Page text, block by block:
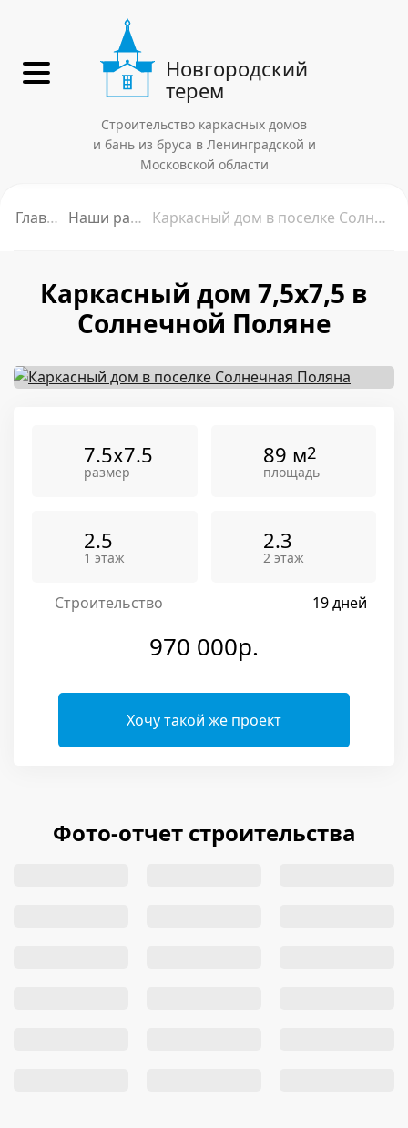
Новгородский
терем
Строительство каркасных домов
и бань из бруса в Ленинградской и
Московской области
Главная Наши работы Каркасный дом в поселке Солнечная Поляна
Каркасный дом 7,5х7,5 в
Солнечной Поляне
7.5x7.5
размер
89 м2
площадь
2.5
1 этаж
2.3
2 этаж
Строительство 19 дней
970 000р.
Хочу такой же проект
Фото-отчет строительства